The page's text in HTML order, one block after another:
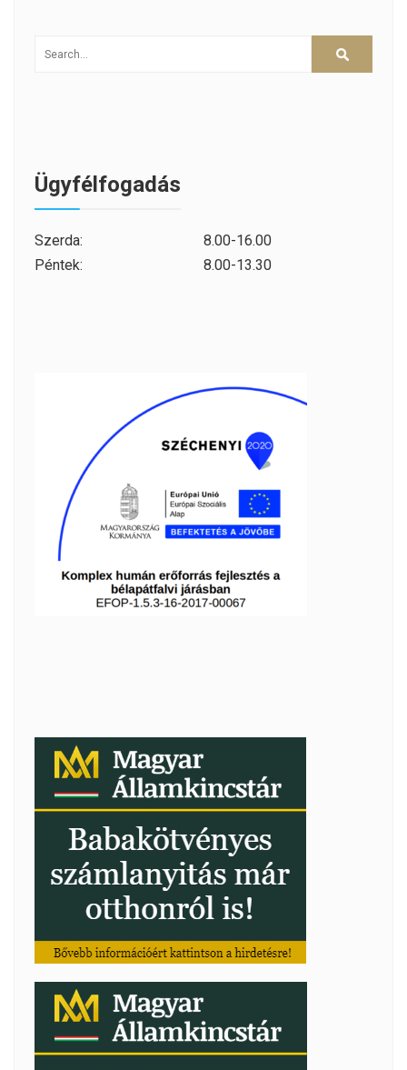
Ügyfélfogadás
Szerda:
8.00-16.00
Péntek:
8.00-13.30